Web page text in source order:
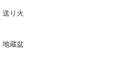
送り火
地蔵盆